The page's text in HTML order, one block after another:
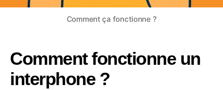
Comment ça fonctionne ?
Comment fonctionne un
interphone ?